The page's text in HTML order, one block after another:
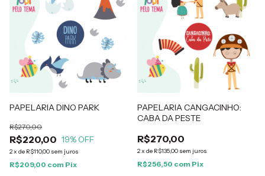
PAPELARIA DINO PARK
R$220,00
R$270,00
19% OFF
2x de R$110,00 sem juros
R$209,00 com Pix
PAPELARIA CANGACINHO:
CABA DA PESTE
R$270,00
2x de R$135,00 sem juros
R$256,50 com Pix